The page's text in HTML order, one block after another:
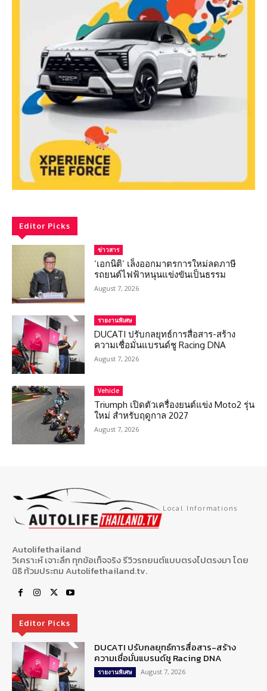
Editor Picks
ข่าวสาร
‘เอกนิติ’ เล็งออกมาตรการใหม่ลดภาษี
รถยนต์ไฟฟ้าหนุนแข่งขันเป็นธรรม
August 7, 2026
รายงานพิเศษ
DUCATI ปรับกลยุทธ์การสื่อสาร-สร้าง
ความเชื่อมั่นแบรนด์ชู Racing DNA
August 7, 2026
Vehicle
Triumph เปิดตัวเครื่องยนต์แข่ง Moto2 รุ่น
ใหม่ สำหรับฤดูกาล 2027
August 7, 2026
Local Informations
Autolifethailand
วิเคราะห์ เจาะลึก ทุกข้อเท็จจริง รีวิวรถยนต์แบบตรงไปตรงมา โดย
นิธิ ท้วมประถม Autolifethailand.tv.
Editor Picks
DUCATI ปรับกลยุทธ์การสื่อสาร-สร้าง
ความเชื่อมั่นแบรนด์ชู Racing DNA
รายงานพิเศษ August 7, 2026